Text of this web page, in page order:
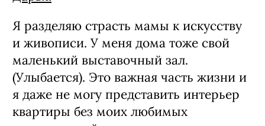
Дарья:
Я разделяю страсть мамы к искусству
и живописи. У меня дома тоже свой
маленький выставочный зал.
(Улыбается). Это важная часть жизни и
я даже не могу представить интерьер